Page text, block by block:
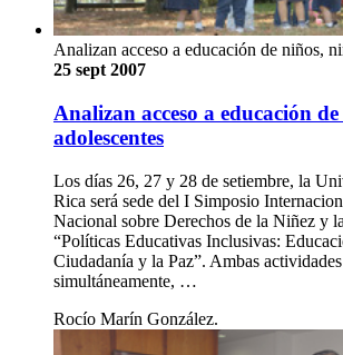
Analizan acceso a educación de niños,
25 sept 2007
Analizan acceso a educación
adolescentes
Los días 26, 27 y 28 de setiembre, la
Rica será sede del I Simposio
Nacional sobre Derechos de la Niñez y
“Políticas Educativas Inclusivas:
Ciudadanía y la Paz”. Ambas
simultáneamente, …
Rocío Marín González.